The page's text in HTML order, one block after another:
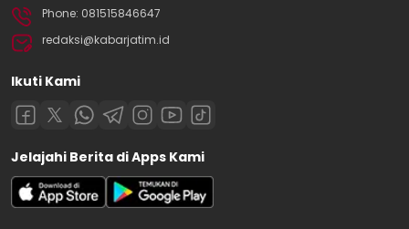
Phone: 081515846647
redaksi@kabarjatim.id
Ikuti Kami
Jelajahi Berita di Apps Kami